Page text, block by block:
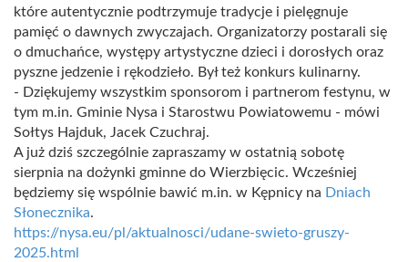
które autentycznie podtrzymuje tradycje i pielęgnuje
pamięć o dawnych zwyczajach. Organizatorzy postarali się
o dmuchańce, występy artystyczne dzieci i dorosłych oraz
pyszne jedzenie i rękodzieło. Był też konkurs kulinarny.
- Dziękujemy wszystkim sponsorom i partnerom festynu, w
tym m.in. Gminie Nysa i Starostwu Powiatowemu - mówi
Sołtys Hajduk, Jacek Czuchraj.
A już dziś szczególnie zapraszamy w ostatnią sobotę
sierpnia na dożynki gminne do Wierzbięcic. Wcześniej
będziemy się wspólnie bawić m.in. w Kępnicy na Dniach
Słonecznika.
https://nysa.eu/pl/aktualnosci/udane-swieto-gruszy-
2025.html